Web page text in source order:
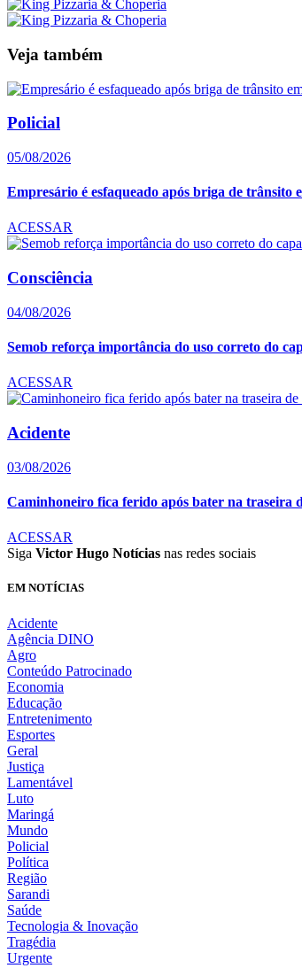
Veja também
Policial
05/08/2026
Empresário é esfaqueado após briga de trânsito
ACESSAR
Consciência
04/08/2026
Semob reforça importância do uso correto do
ACESSAR
Acidente
03/08/2026
Caminhoneiro fica ferido após bater na traseira
ACESSAR
Siga Victor Hugo Notícias nas redes sociais
EM NOTÍCIAS
Acidente
Agência DINO
Agro
Conteúdo Patrocinado
Economia
Educação
Entretenimento
Esportes
Geral
Justiça
Lamentável
Luto
Maringá
Mundo
Policial
Política
Região
Sarandi
Saúde
Tecnologia & Inovação
Tragédia
Urgente